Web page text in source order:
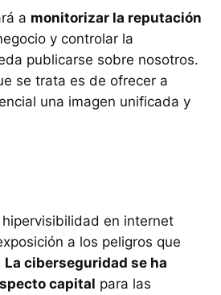
a monitorizar la reputación
y controlar la
publicarse sobre nosotros.
se trata es de ofrecer a
una imagen unificada y
en internet
a los peligros que
La ciberseguridad se ha
capital para las